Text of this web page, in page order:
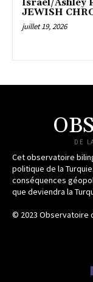
Israel/Ashley
JEWISH
juillet 19, 2026
DE
Cet observatoire
politique de la
conséquences
que deviendra la
© 2023 Observatoire